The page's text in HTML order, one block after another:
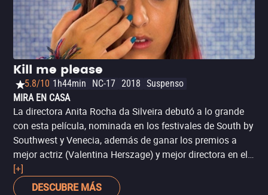
Kill me please
5.8/10 1h44min NC-17 2018 Suspenso
MIRA EN CASA
La directora Anita Rocha da Silveira debutó a lo grande
con esta película, nominada en los festivales de South by
Southwest y Venecia, además de ganar los premios a
mejor actriz (Valentina Herszage) y mejor directora en el
de Río de Janeiro. ‘Kill Me Please’ es una intensa
exploración del morbo y la violencia en la feminidad, así
[+]
DESCUBRE MÁS